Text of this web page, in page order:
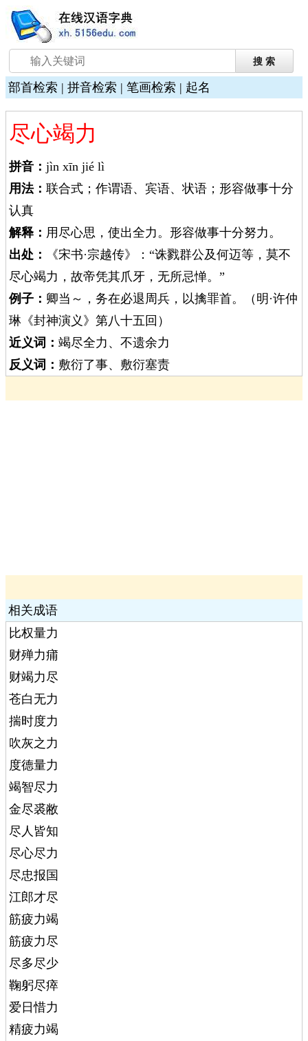
部首检索 | 拼音检索 | 笔画检索 | 起名
尽心竭力
拼音： jìn xīn jié lì
用法： 联合式；作谓语、宾语、状语；形容做事十分
认真
解释： 用尽心思，使出全力。形容做事十分努力。
出处：
《宋书·宗越传》：“诛戮群公及何迈等，莫不
尽心竭力，故帝凭其爪牙，无所忌惮。”
例子： 卿当～，务在必退周兵，以擒罪首。（明·许仲
琳《封神演义》第八十五回）
近义词： 竭尽全力、不遗余力
反义词： 敷衍了事、敷衍塞责
相关成语
比权量力
财殚力痡
财竭力尽
苍白无力
揣时度力
吹灰之力
度德量力
竭智尽力
金尽裘敝
尽人皆知
尽心尽力
尽忠报国
江郎才尽
筋疲力竭
筋疲力尽
尽多尽少
鞠躬尽瘁
爱日惜力
精疲力竭